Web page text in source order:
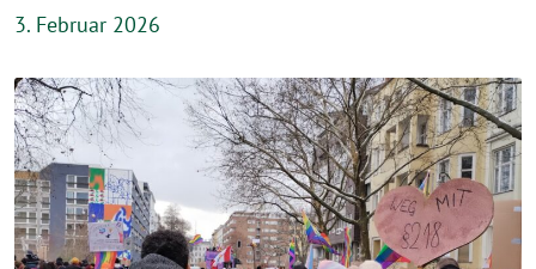
3. Februar 2026